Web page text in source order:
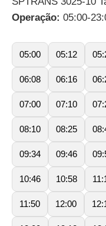
Operação: 05:00-
05:00 05:12
06:08 06:16
07:00 07:10
08:10 08:25
09:34 09:46
10:46 10:58
11:50 12:00